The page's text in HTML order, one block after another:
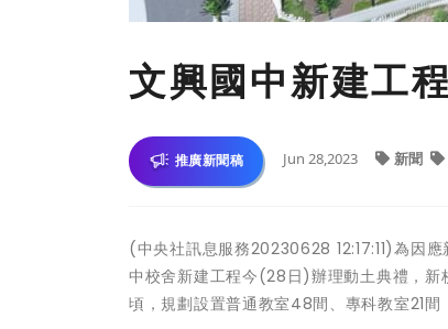
文興國中新建工
推廣新聞稿 Jun 28,2023 新聞
(中央社訊息服務20230628 12:17:11)為因
中校舍新建工程今(28日)辦理動土典禮，新
頃，規劃設置普通教室48間、專科教室21間